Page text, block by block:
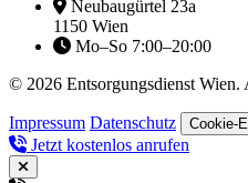
Neubaugürtel 23a
1150 Wien
Mo–So 7:00–20:00
© 2026 Entsorgungsdienst Wien.
Impressum Datenschutz Cookie-
Jetzt kostenlos anrufen